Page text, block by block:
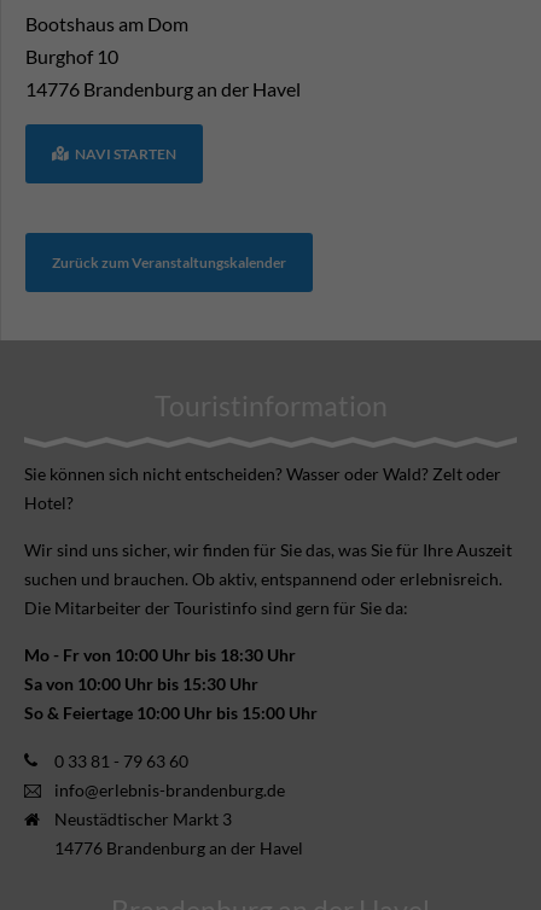
Bootshaus am Dom
Burghof 10
14776 Brandenburg an der Havel
NAVI STARTEN
Zurück zum Veranstaltungskalender
Touristinformation
Sie können sich nicht ent­scheiden? Wasser oder Wald? Zelt oder
Hotel?
Wir sind uns sicher, wir finden für Sie das, was Sie für Ihre Aus­zeit
suchen und brauchen. Ob aktiv, ent­spannend oder erlebnis­reich.
Die Mitarbeiter der Touristinfo sind gern für Sie da:
Mo - Fr von 10:00 Uhr bis 18:30 Uhr
Sa von 10:00 Uhr bis 15:30 Uhr
So & Feiertage 10:00 Uhr bis 15:00 Uhr
0 33 81 - 79 63 60
info@erlebnis-brandenburg.de
Neustädtischer Markt 3
14776 Brandenburg an der Havel